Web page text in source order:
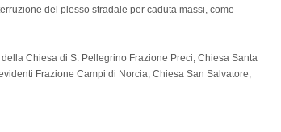
del plesso stradale per caduta massi, come
Chiesa di S. Pellegrino Frazione Preci, Chiesa Santa
Frazione Campi di Norcia, Chiesa San Salvatore,